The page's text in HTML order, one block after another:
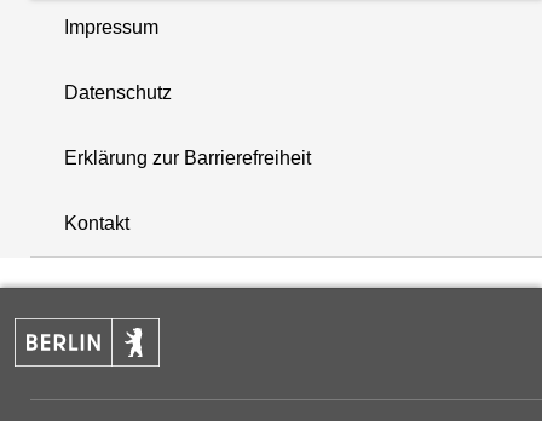
+
−
Impressum
Datenschutz
Erklärung zur Barrierefreiheit
Kontakt